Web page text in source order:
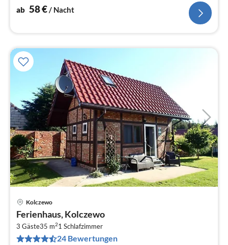
ab 58€/ Nacht
Kolczewo
Ferienhaus, Kolczewo
3 Gäste35 m21 Schlafzimmer
24 Bewertungen